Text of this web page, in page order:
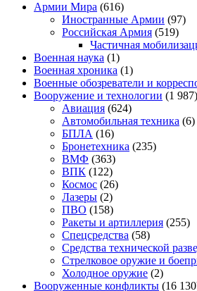
Армии Мира (616)
Иностранные Армии (97)
Российская Армия (519)
Частичная
Военная наука (1)
Военная хроника (1)
Военные обозреватели и
Вооружение и технологии (1 987)
Авиация (624)
Автомобильная техника (6)
БПЛА (16)
Бронетехника (235)
ВМФ (363)
ВПК (122)
Космос (26)
Лазеры (2)
ПВО (158)
Ракеты и артиллерия (255)
Спецсредства (58)
Средства технической
Стрелковое оружие и
Холодное оружие (2)
Вооруженные конфликты (16